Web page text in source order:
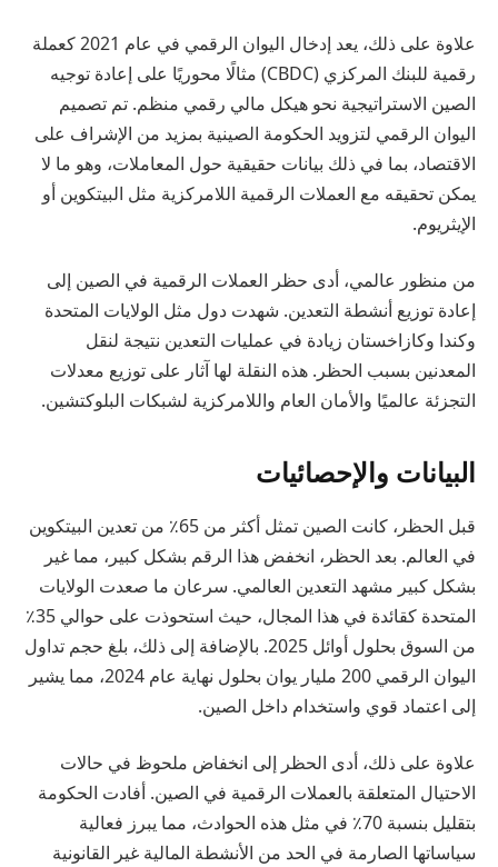
علاوة على ذلك، يعد إدخال اليوان الرقمي في عام 2021 كعملة
رقمية للبنك المركزي (CBDC) مثالًا محوريًا على إعادة توجيه
الصين الاستراتيجية نحو هيكل مالي رقمي منظم. تم تصميم
اليوان الرقمي لتزويد الحكومة الصينية بمزيد من الإشراف على
الاقتصاد، بما في ذلك بيانات حقيقية حول المعاملات، وهو ما لا
يمكن تحقيقه مع العملات الرقمية اللامركزية مثل البيتكوين أو
الإيثريوم.
من منظور عالمي، أدى حظر العملات الرقمية في الصين إلى
إعادة توزيع أنشطة التعدين. شهدت دول مثل الولايات المتحدة
وكندا وكازاخستان زيادة في عمليات التعدين نتيجة لنقل
المعدنين بسبب الحظر. هذه النقلة لها آثار على توزيع معدلات
التجزئة عالميًا والأمان العام واللامركزية لشبكات البلوكتشين.
البيانات والإحصائيات
قبل الحظر، كانت الصين تمثل أكثر من 65٪ من تعدين البيتكوين
في العالم. بعد الحظر، انخفض هذا الرقم بشكل كبير، مما غير
بشكل كبير مشهد التعدين العالمي. سرعان ما صعدت الولايات
المتحدة كقائدة في هذا المجال، حيث استحوذت على حوالي 35٪
من السوق بحلول أوائل 2025. بالإضافة إلى ذلك، بلغ حجم تداول
اليوان الرقمي 200 مليار يوان بحلول نهاية عام 2024، مما يشير
إلى اعتماد قوي واستخدام داخل الصين.
علاوة على ذلك، أدى الحظر إلى انخفاض ملحوظ في حالات
الاحتيال المتعلقة بالعملات الرقمية في الصين. أفادت الحكومة
بتقليل بنسبة 70٪ في مثل هذه الحوادث، مما يبرز فعالية
سياساتها الصارمة في الحد من الأنشطة المالية غير القانونية